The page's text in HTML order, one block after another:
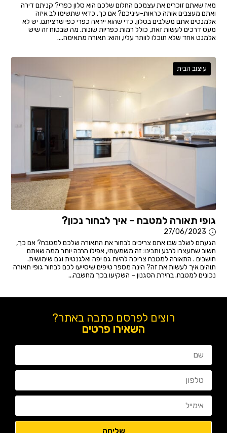
מאז שאתם זוכרים את עצמכם החלום שלכם הוא סלון כפרי? קניתם דירה
ואתם מעצבים אותה כראות-עיניכם? אם כך, כדאי שתשימו לב איזה
אלמנטים אתם משלבים בסלון, כדי שהוא ייראה כפרי כפי שרציתם. יש לא
מעט דרכים לעשות זאת, כולל רמות כפריות שונות. מה שבטוח זה שיש
אלמנט אחד שלא תוכלו לוותר עליו, והוא: תאורה מתאימה....
עיצוב הבית
גופי תאורה למטבח – איך לבחור נכון?
27/06/2023
הגעתם לשלב שבו אתם צריכים לבחור את התאורה שלכם למטבח? אם כך,
חשוב שתעצרו לרגע ותבינו: זה משמעותי, אפילו הרבה יותר ממה שאתם
חושבים . התאורה למטבח צריכה להיות גם יפה ואלגנטית וגם שימושית.
תוהים איך לעשות את זה? הינה מספר טיפים שיסייעו לכם לבחור גופי תאורה
נכונים למטבח. בחירת הסגנון – השקיעו בכך מחשבה...
רוצים לפרסם כתבה באתר?
השאירו פרטים